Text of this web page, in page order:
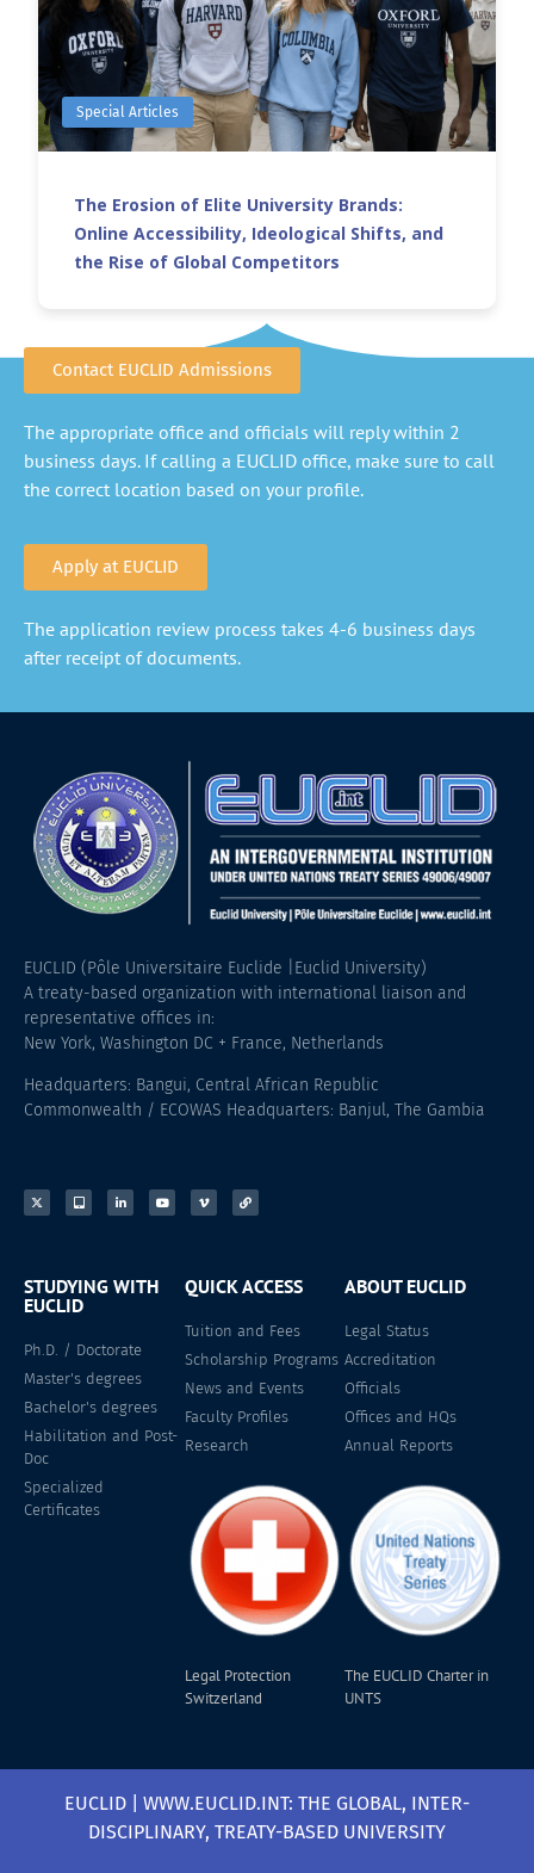
Special Articles
The Erosion of Elite University Brands:
Online Accessibility, Ideological Shifts, and
the Rise of Global Competitors
Contact EUCLID Admissions
The appropriate office and officials will reply within 2
business days. If calling a EUCLID office, make sure to call
the correct location based on your profile.
Apply at EUCLID
The application review process takes 4-6 business days
after receipt of documents.
EUCLID (Pôle Universitaire Euclide |Euclid University)
A treaty-based organization with international liaison and
representative offices in:
New York, Washington DC + France, Netherlands
Headquarters: Bangui, Central African Republic
Commonwealth / ECOWAS Headquarters: Banjul, The Gambia
STUDYING WITH
EUCLID
Ph.D. / Doctorate
Master's degrees
Bachelor's degrees
Habilitation and Post-
Doc
Specialized
Certificates
QUICK ACCESS
Tuition and Fees
Scholarship Programs
News and Events
Faculty Profiles
Research
Legal Protection
Switzerland
ABOUT EUCLID
Legal Status
Accreditation
Officials
Offices and HQs
Annual Reports
The EUCLID Charter in
UNTS
EUCLID | WWW.EUCLID.INT: THE GLOBAL, INTER-
DISCIPLINARY, TREATY-BASED UNIVERSITY